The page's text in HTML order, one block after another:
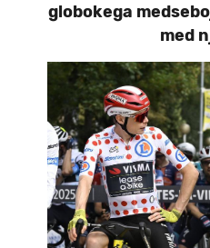
globokega
med